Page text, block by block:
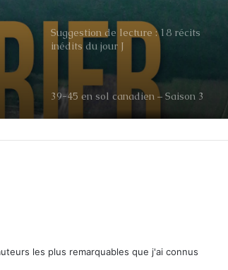
39-45 en sol canadien – Saison 3
Lectures d’hiver : trois feld-
les plus remarquables que j'ai connus